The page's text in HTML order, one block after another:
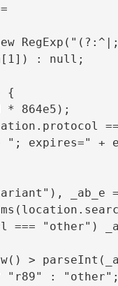
: null;
{
* 864e5);
"; expires="
_ab_e
"other")
>
? "r89" : "other";